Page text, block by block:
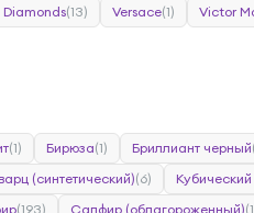
Diamonds(13) Versace(1) Victor
(1) Бирюза(1) Бриллиант черный
(синтетический)(6)
(193) Сапфир (облагороженный)